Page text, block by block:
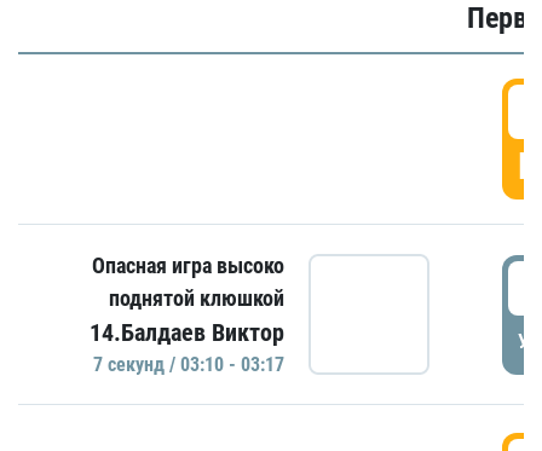
Опасная игра высоко
поднятой клюшкой
14.Балдаев Виктор
7 секунд / 03:10 - 03:17